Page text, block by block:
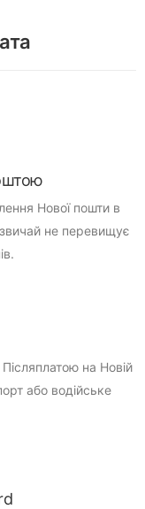
Нової пошти в
не перевищує
Післяплатою на Новій
або водійське